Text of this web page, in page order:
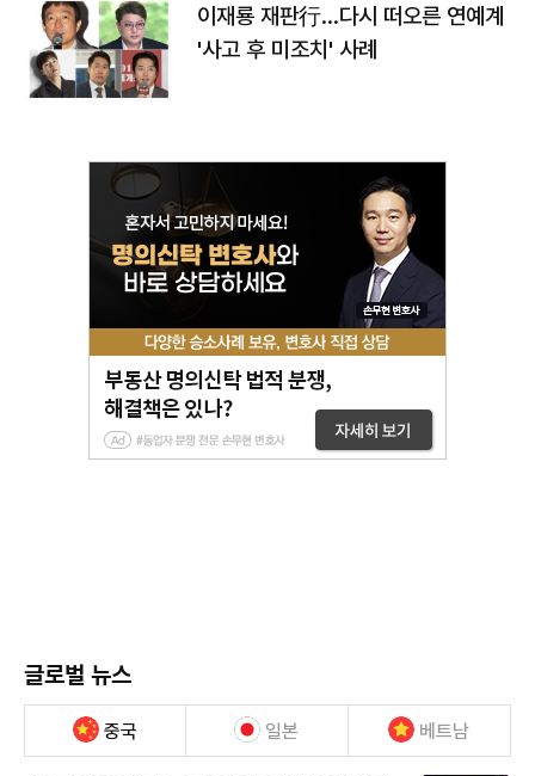
이재룡 재판行…다시 떠오른 연예계
'사고 후 미조치' 사례
글로벌 뉴스
중국 일본 베트남